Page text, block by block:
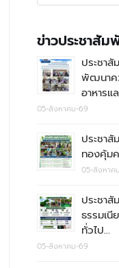
ข่าวประชาสัม
ประชาสั
พัฒนาค
อาหาร
05-สิงหาคม-69
ประชา
ทองคุ้ม
05-สิงหาค
ประชา
ธรรมเนี
ทั่วไป…
05-สิงหาคม-69